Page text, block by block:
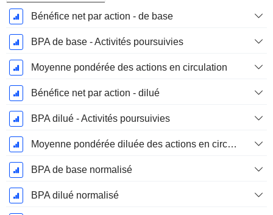
Bénéfice net par action - de base
BPA de base - Activités poursuivies
Moyenne pondérée des actions en circulation
Bénéfice net par action - dilué
BPA dilué - Activités poursuivies
Moyenne pondérée diluée des actions en circulation
BPA de base normalisé
BPA dilué normalisé